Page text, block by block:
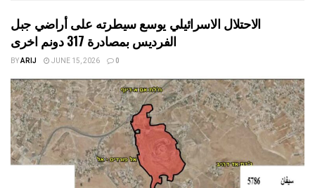
الاحتلال الاسرائيلي يوسع سيطرته على أراضي جبل
الفرديس بمصادرة 317 دونم اخرى
BYARIJ JUNE 15, 2026 0